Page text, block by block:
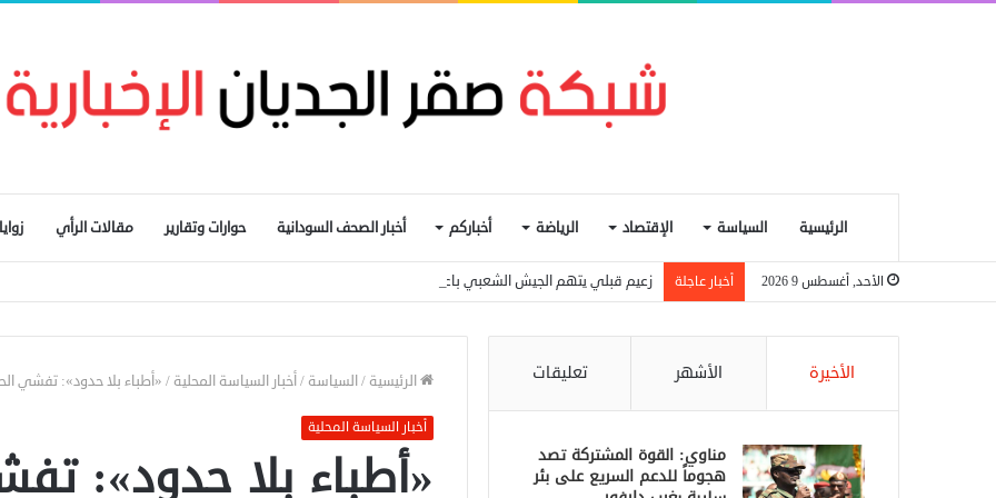
الرئيسية السياسة الإقتصاد الرياضة أخباركم أخبار الصحف السودانية حوارات وتقارير مقالات الرأي
الأحد, أغسطس 9 2026 أخبار عاجلة زعيم قبلي يتهم الجيش الشعبي باعتقال عمال إغاثة في «كاودا»
الرئيسية /السياسة /أخبار السياسة المحلية / «أطباء بلا حدود»: تفشي
أخبار السياسة المحلية
«أطباء بلا حدود»:
الأخيرة الأشهر تعليقات
مناوي: القوة المشتركة تصد
هجوماً للدعم السريع على بئر